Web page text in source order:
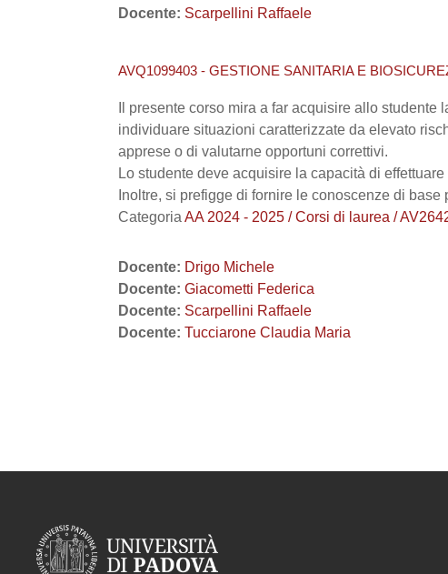
Docente: Scarpellini Raffaele
AVQ1099403 - GESTIONE SANITARIA E
Il presente corso mira a far acquisire allo
individuare situazioni caratterizzate da elevato
apprese o di valutarne opportuni correttivi.
Lo studente deve acquisire la capacità di
Inoltre, si prefigge di fornire le conoscenze di
Categoria AA 2024 - 2025 / Corsi di laurea /
Docente: Drigo Michele
Docente: Giacometti Federica
Docente: Scarpellini Raffaele
Docente: Tucciarone Claudia Maria